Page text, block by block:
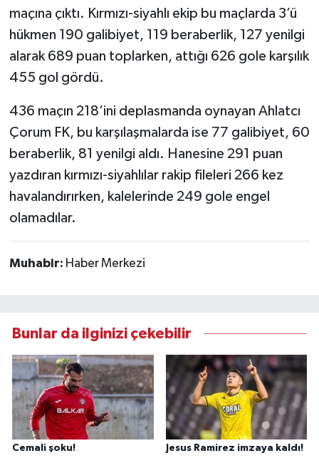
maçına çıktı. Kırmızı-siyahlı ekip bu maçlarda 3’ü
hükmen 190 galibiyet, 119 beraberlik, 127 yenilgi
alarak 689 puan toplarken, attığı 626 gole karşılık
455 gol gördü.
436 maçın 218’ini deplasmanda oynayan Ahlatcı
Çorum FK, bu karşılaşmalarda ise 77 galibiyet, 60
beraberlik, 81 yenilgi aldı. Hanesine 291 puan
yazdıran kırmızı-siyahlılar rakip fileleri 266 kez
havalandırırken, kalelerinde 249 gole engel
olamadılar.
Muhabir: Haber Merkezi
Bunlar da ilginizi çekebilir
Cemali şoku! Jesus Ramirez imzaya kaldı!
Uğurludağ